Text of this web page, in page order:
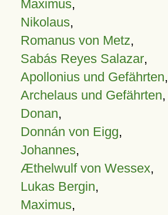
Maximus,
Nikolaus,
Romanus von Metz,
Sabás Reyes Salazar,
Apollonius und Gefährten,
Archelaus und Gefährten,
Donan,
Donnán von Eigg,
Johannes,
Æthelwulf von Wessex,
Lukas Bergin,
Maximus,